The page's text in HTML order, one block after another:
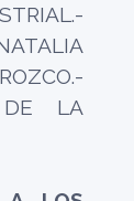
DE LA